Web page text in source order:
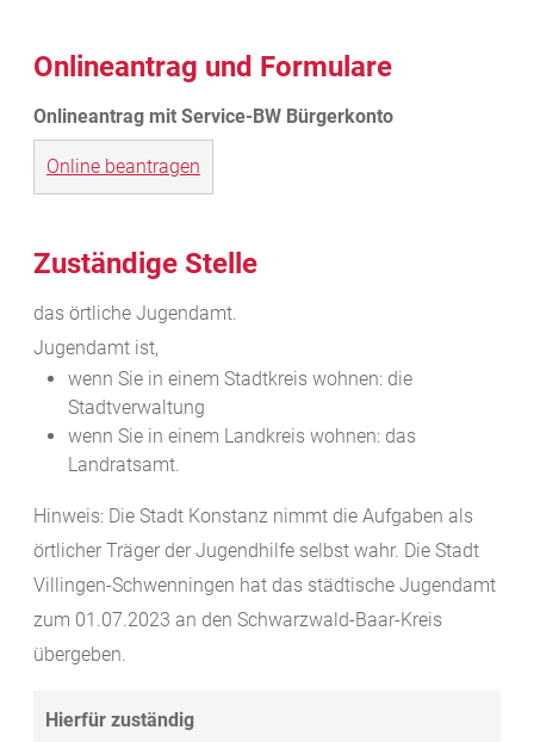
Onlineantrag und Formulare
Online beantragen
Zuständige Stelle
das örtliche Jugendamt.
Jugendamt ist,
wenn Sie in einem Stadtkreis wohnen: die
Stadtverwaltung
wenn Sie in einem Landkreis wohnen: das
Landratsamt.
Hinweis: Die Stadt Konstanz nimmt die Aufgaben als
örtlicher Träger der Jugendhilfe selbst wahr. Die Stadt
Villingen-Schwenningen hat das städtische Jugendamt
zum 01.07.2023 an den Schwarzwald-Baar-Kreis
übergeben.